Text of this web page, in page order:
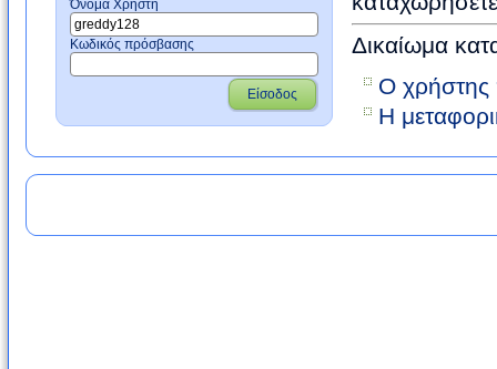
Όνομα Χρήστη
Κωδικός πρόσβασης
Είσοδος
Δικαίωμα
Ο χρήστης
Η